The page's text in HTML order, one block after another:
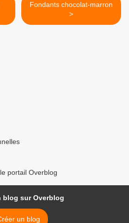
Fondants chocolat-marron
>
portail Overblog
blog sur Overblog
un blog